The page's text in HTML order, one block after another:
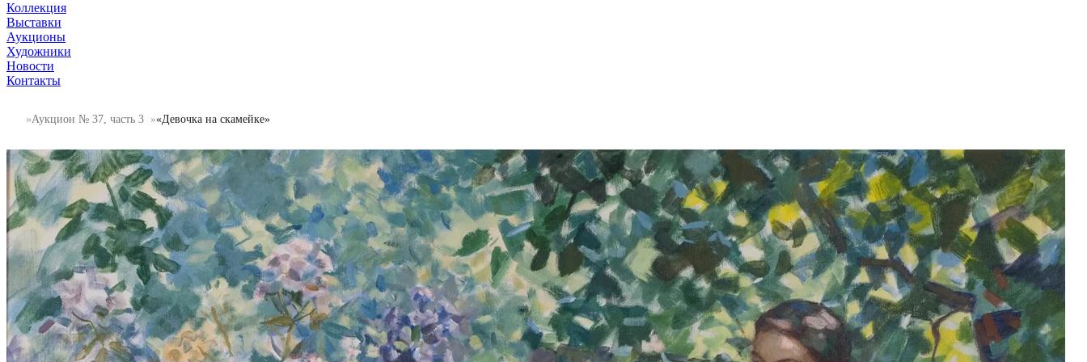
Коллекция
Выставки
Аукционы
Художники
Новости
Контакты
Аукцион № 37, часть 3 «Девочка на скамейке»